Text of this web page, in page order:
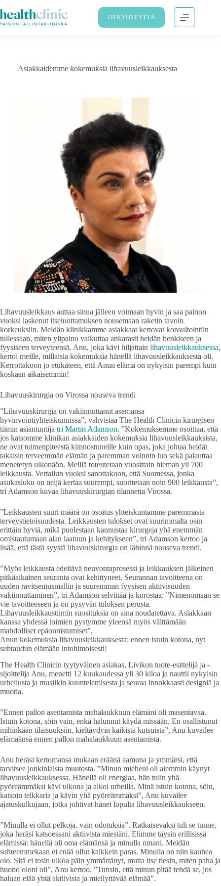
OTA YHTEYTTÄ
Asiakkaidemme kokemuksia lihavuusleikkauksesta
Lihavuusleikkaus auttaa sinua jälleen voimaan hyvin ja saa painon
vuoksi laskenut itseluottamuksen nousemaan raketin tavoin
korkeuksiin. Meidän klinikkamme asiakkaat kertovat konsultointiin
tullessaan, miten ylipaino vaikuttaa ankarasti heidän henkiseen ja
fyysiseen terveyteensä. Anu, joka kävi hiljattain lihavuusleikkauksessa,
kertoi meille, millaisia kokemuksia hänellä lihavuusleikkauksesta oli.
Kerrottakoon jo etukäteen, että Anun elämä on nykyisin parempi kuin
koskaan aikaisemmin!
Lihavuuskirurgia on Virossa nouseva trendi
”Lihavuuskirurgia on vakiinnuttanut asemansa
hyvinvointiyhteiskunnissa”, vahvistaa The Health Clinicin kirurgisen
tiimin asiantuntija tri Martin Adamson. ”Kokemuksemme osoittaa, että
jos katsomme klinikan asiakkaiden kokemuksia lihavuusleikkauksista,
ne ovat toimenpiteestä kiinnostuneille kuin opas, joka johtaa heidät
takaisin terveemmän elämän ja paremman voinnin luo sekä palauttaa
menetetyn ulkonäön. Meillä toteutetaan vuosittain hieman yli 700
leikkausta. Vertailun vuoksi sanottakoon, että Suomessa, jonka
asukasluku on neljä kertaa suurempi, suoritetaan noin 900 leikkausta”,
tri Adamson kuvaa lihavuuskirurgian tilannetta Virossa.
”Leikkausten suuri määrä on osoitus yhteiskuntamme paremmasta
terveystietoisuudesta. Leikkausten tulokset ovat suurimmalta osin
erittäin hyviä, mikä puolestaan kannustaa kirurgeja yhä enemmän
omistautumaan alan laatuun ja kehitykseen”, tri Adamson kertoo ja
lisää, että tästä syystä lihavuuskirurgia on lähinnä nouseva trendi.
”Myös leikkausta edeltävä neuvontaprosessi ja leikkauksen jälkeinen
pitkäaikainen seuranta ovat kehittyneet. Seurannan tavoitteena on
uuden ravitsemusmallin ja suuremman fyysisen aktiivisuuden
vakiinnuttaminen”, tri Adamson selvittää ja korostaa: ”Nimenomaan se
vie tavoitteeseen ja on pysyvän tuloksen perusta.
Lihavuusleikkaustiimin suosituksia on aina noudatettava. Asiakkaan
kanssa yhdessä toimien pystymme yleensä myös välttämään
mahdolliset epäonnistumiset”.
Anun kokemuksia lihavuusleikkauksesta: ennen istuin kotona, nyt
suhtaudun elämään intohimoisesti!
The Health Clinicin tyytyväinen asiakas, Livikon tuote-esittelijä ja -
sijoittelija Anu, menetti 12 kuukaudessa yli 30 kiloa ja nauttii nykyisin
urheilusta ja musiikin kuuntelemisesta ja seuraa innokkaasti designiä ja
muotia.
”Ennen pallon asentamista mahalaukkuun elämäni oli masentavaa.
Istuin kotona, söin vain, enkä halunnut käydä missään. En osallistunut
mihinkään tilaisuuksiin, kieltäydyin kaikista kutsuista”, Anu kuvailee
elämäänsä ennen pallon mahalaukkuun asentamista.
Anu heräsi kertomansa mukaan eräänä aamuna ja ymmärsi, että
tarvitsee jonkinlaista muutosta. ”Minun mieheni oli aiemmin käynyt
lihavuusleikkauksessa. Hänellä oli energiaa, hän tulin yhä
pyöreämmäksi kävi ulkona ja alkoi urheilla. Minä istuin kotona, söin,
katsoin telkkaria ja kävin yhä pyöreämmäksi”, Anu kuvailee
ajatuskulkujaan, jotka johtivat hänet lopulta lihavuusleikkaukseen.
”Minulla ei ollut pelkoja, vain odotuksia”. Ratkaisevaksi tuli se tunne,
joka heräsi katsoessani aktiivista miestäni. Elimme täysin erillisissä
elämissä: hänellä oli oma elämänsä ja minulla omani. Meidän
suhteemmekaan ei enää ollut kaikkein paras. Minulla on niin kauhea
olo. Sitä ei tosin ulkoa päin ymmärtänyt, mutta itse tiesin, miten paha ja
huono oloni oli”, Anu kertoo. ”Tunsin, että minun pitää tehdä se, jos
haluan elää yhtä aktiivista ja miellyttävää elämää”.